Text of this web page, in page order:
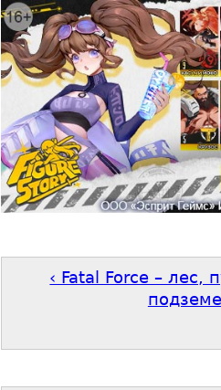
‹ Fatal Force – лес,